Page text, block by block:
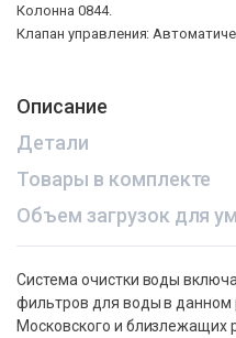
Колонна 0844.
Клапан управления:
Описание
Детали
Товары в комплекте
Объем загрузок для
Система очистки воды
фильтров для воды в данном
Московского и близлежащих